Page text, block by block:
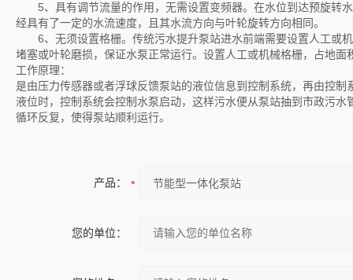
5、具有调节流量的作用，无需设置变频器。在水位到达预旋转
经具有了一定的水流速度，且其水流方向与叶轮旋转方向相同。
6、无须设置格栅。传统污水提升泵站进水前端需要设置人工或
堵塞或叶轮磨损，保证水泵正常运行。设置人工或机械格栅，占地面
工作原理：
是由压力传感器或者浮球反馈泵站的液位信息到控制系统，再由控
液位时，控制系统会控制水泵启动，这样污水便从泵站抽到市政污
循环反复，使得泵站顺利运行。
产品：
您的单位：